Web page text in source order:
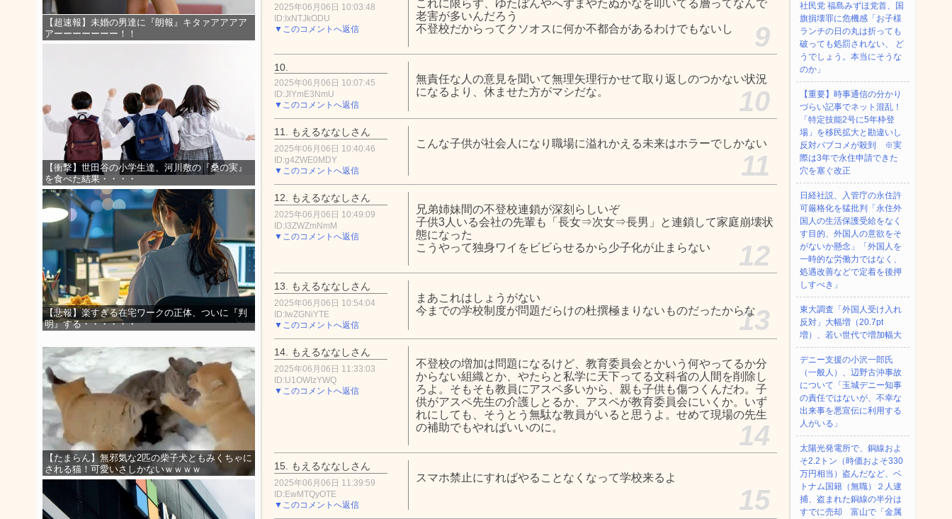
【超速報】未婚の男達に『朗報』キタァアアアア
アーーーーーーー！！
【衝撃】世田谷の小学生達、河川敷の『桑の実』
を食べた結果・・・・
【悲報】楽すぎる在宅ワークの正体、ついに『判
明』する・・・・・・
【たまらん】無邪気な2匹の柴子犬ともみくちゃに
される猫！可愛いさしかないｗｗｗｗ
2025年06月06日 10:03:48
ID:IxNTJkODU
▼このコメントへ返信
これに限らず、ゆたぼんやへずまやたぬかなを叩いてる層ってなんで
老害が多いんだろう
不登校だからってクソオスに何か不都合があるわけでもないし
9
10.
2025年06月06日 10:07:45
ID:JlYmE3NmU
▼このコメントへ返信
無責任な人の意見を聞いて無理矢理行かせて取り返しのつかない状況
になるより、休ませた方がマシだな。
10
11. もえるななしさん
2025年06月06日 10:40:46
ID:g4ZWE0MDY
▼このコメントへ返信
こんな子供が社会人になり職場に溢れかえる未来はホラーでしかない
11
12. もえるななしさん
2025年06月06日 10:49:09
ID:I3ZWZmNmM
▼このコメントへ返信
兄弟姉妹間の不登校連鎖が深刻らしいぞ
子供3人いる会社の先輩も「長女⇒次女⇒長男」と連鎖して家庭崩壊状
態になった
こうやって独身ワイをビビらせるから少子化が止まらない
12
13. もえるななしさん
2025年06月06日 10:54:04
ID:IwZGNiYTE
▼このコメントへ返信
まあこれはしょうがない
今までの学校制度が問題だらけの杜撰極まりないものだったからな13
14. もえるななしさん
2025年06月06日 11:33:03
ID:U1OWIzYWQ
▼このコメントへ返信
不登校の増加は問題になるけど、教育委員会とかいう何やってるか分
からない組織とか、やたらと私学に天下ってる文科省の人間を削除し
ろよ。そもそも教員にアスペ多いから、親も子供も傷つくんだわ。子
供がアスペ先生の介護しとるか、アスペが教育委員会にいくか。いず
れにしても、そうとう無駄な教員がいると思うよ。せめて現場の先生
の補助でもやればいいのに。
14
15. もえるななしさん
2025年06月06日 11:39:59
ID:EwMTQyOTE
▼このコメントへ返信
スマホ禁止にすればやることなくなって学校来るよ
15
社民党 福島みずほ党首、国
旗損壊罪に危機感「お子様
ランチの日の丸は折っても
破っても処罰されない、 ど
うでしょう。本当にそうな
のか」
【重要】時事通信の分かり
づらい記事でネット混乱！
「特定技能2号に5年枠登
場」を移民拡大と勘違いし
反対パブコメが殺到 ※実
際は3年で永住申請できた
穴を塞ぐ改正
日経社説、入管庁の永住許
可厳格化を猛批判「永住外
国人の生活保護受給をなく
す目的、外国人の意欲をそ
がないか懸念」「外国人を
一時的な労働力ではなく、
処遇改善などで定着を後押
しすべき」
東大調査「外国人受け入れ
反対」大幅増（20.7pt
増）、若い世代で増加幅大
デニー支援の小沢一郎氏
（一般人）、辺野古沖事故
について「玉城デニー知事
の責任ではないが、不幸な
出来事を悪宣伝に利用する
人がいる」
太陽光発電所で、銅線およ
そ2.2トン（時価およそ330
万円相当）盗んだなど、ベ
トナム国籍（無職）２人逮
捕、盗まれた銅線の半分は
すでに売却 富山で「金属